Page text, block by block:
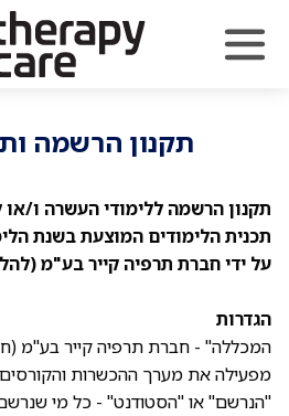
תקנון הרשמה
תקנון הרשמה ללימודי העשרה ו/
תכנית הלימודים המוצעת בשנת
על ידי חברת תרפיה קייר בע"מ
הגדרות
מפעילה את מערך ההכשרות
"הנרשם" או "הסטודנט" - כל מי